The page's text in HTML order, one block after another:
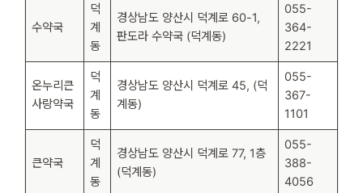
수약국
덕
계
동
경상남도 양산시 덕계로 60-1,
판도라 수약국 (덕계동)
055-
364-
2221
온누리큰
사랑약국
덕
계
동
경상남도 양산시 덕계로 45, (덕
계동)
055-
367-
1101
큰약국
덕
계
동
경상남도 양산시 덕계로 77, 1층
(덕계동)
055-
388-
4056